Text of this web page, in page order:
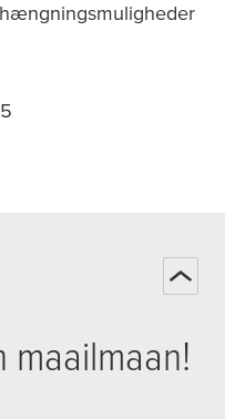
maailmaan!